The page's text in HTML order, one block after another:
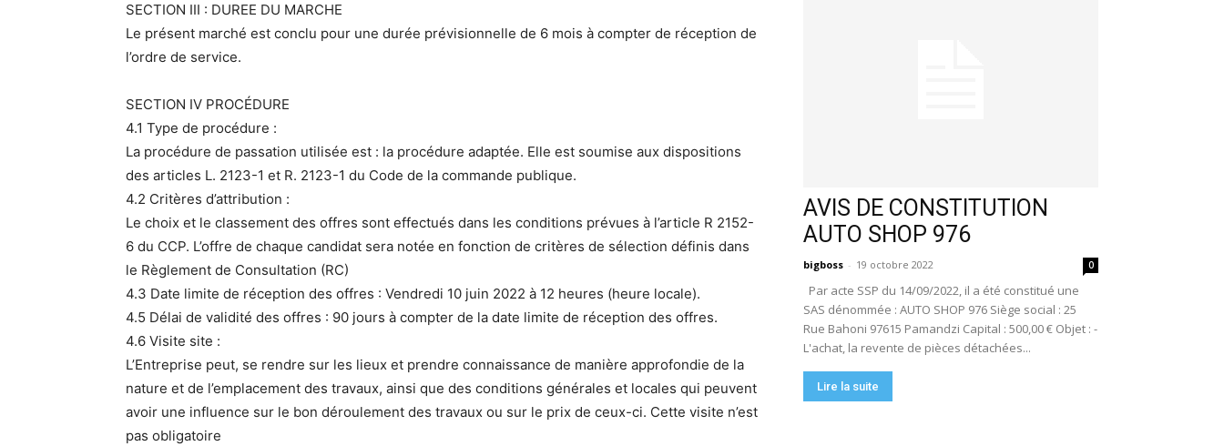
SECTION III : DUREE DU MARCHE
Le présent marché est conclu pour une durée prévisionnelle de 6 mois à compter de réception de
l’ordre de service.
SECTION IV PROCÉDURE
4.1 Type de procédure :
La procédure de passation utilisée est : la procédure adaptée. Elle est soumise aux dispositions
des articles L. 2123-1 et R. 2123-1 du Code de la commande publique.
4.2 Critères d’attribution :
Le choix et le classement des offres sont effectués dans les conditions prévues à l’article R 2152-
6 du CCP. L’offre de chaque candidat sera notée en fonction de critères de sélection définis dans
le Règlement de Consultation (RC)
4.3 Date limite de réception des offres : Vendredi 10 juin 2022 à 12 heures (heure locale).
4.5 Délai de validité des offres : 90 jours à compter de la date limite de réception des offres.
4.6 Visite site :
L’Entreprise peut, se rendre sur les lieux et prendre connaissance de manière approfondie de la
nature et de l’emplacement des travaux, ainsi que des conditions générales et locales qui peuvent
avoir une influence sur le bon déroulement des travaux ou sur le prix de ceux-ci. Cette visite n’est
pas obligatoire
AVIS DE CONSTITUTION
AUTO SHOP 976
bigboss - 19 octobre 2022 0
Par acte SSP du 14/09/2022, il a été constitué une
SAS dénommée : AUTO SHOP 976 Siège social : 25
Rue Bahoni 97615 Pamandzi Capital : 500,00 € Objet : -
L'achat, la revente de pièces détachées...
Lire la suite